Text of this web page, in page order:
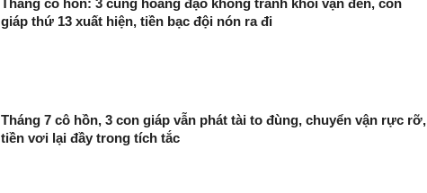
Tháng cô hồn: 3 cung hoàng đạo không tránh khỏi vận đen, con
giáp thứ 13 xuất hiện, tiền bạc đội nón ra đi
Tháng 7 cô hồn, 3 con giáp vẫn phát tài to đùng, chuyển vận rực rỡ,
tiền vơi lại đầy trong tích tắc